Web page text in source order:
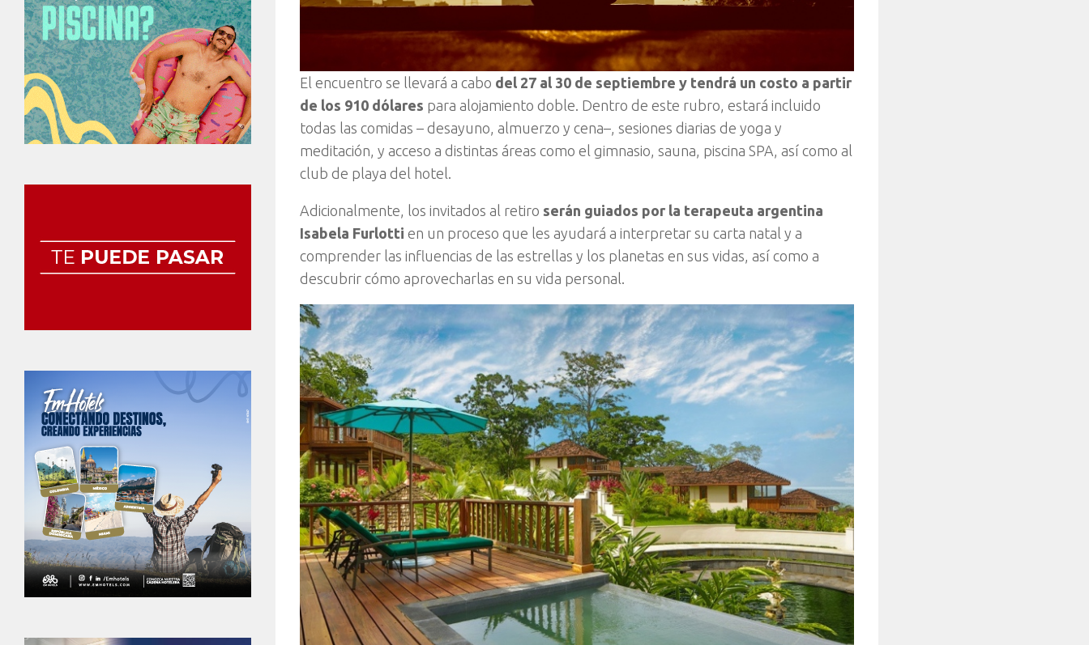
El encuentro se llevará a cabo del 27 al 30 de septiembre y tendrá un costo a partir
de los 910 dólares para alojamiento doble. Dentro de este rubro, estará incluido
todas las comidas – desayuno, almuerzo y cena–, sesiones diarias de yoga y
meditación, y acceso a distintas áreas como el gimnasio, sauna, piscina SPA, así como al
club de playa del hotel.
Adicionalmente, los invitados al retiro serán guiados por la terapeuta argentina
Isabela Furlotti en un proceso que les ayudará a interpretar su carta natal y a
comprender las influencias de las estrellas y los planetas en sus vidas, así como a
descubrir cómo aprovecharlas en su vida personal.